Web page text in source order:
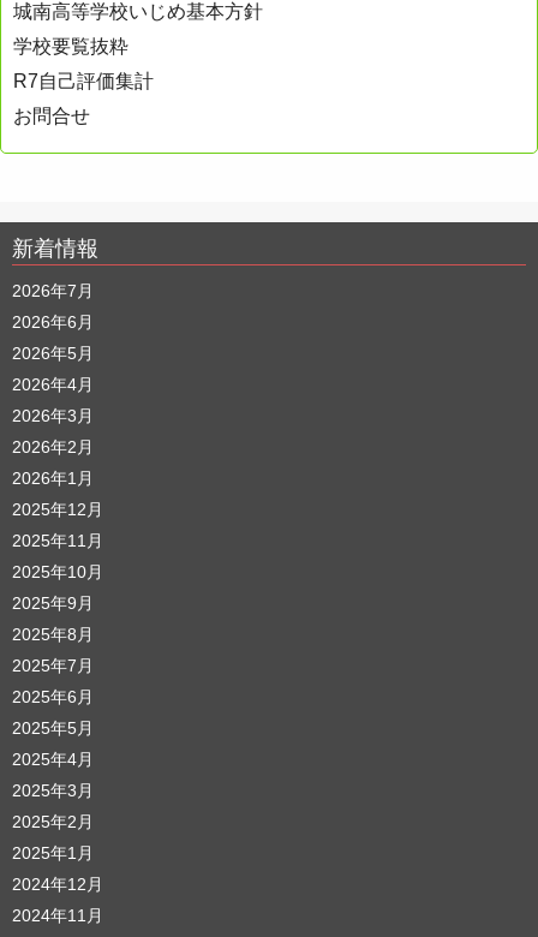
城南高等学校いじめ基本方針
学校要覧抜粋
R7自己評価集計
お問合せ
新着情報
2026年7月
2026年6月
2026年5月
2026年4月
2026年3月
2026年2月
2026年1月
2025年12月
2025年11月
2025年10月
2025年9月
2025年8月
2025年7月
2025年6月
2025年5月
2025年4月
2025年3月
2025年2月
2025年1月
2024年12月
2024年11月